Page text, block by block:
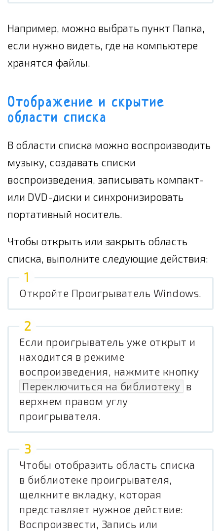
Например, можно выбрать пункт Папка,
если нужно видеть, где на компьютере
хранятся файлы.
Отображение и скрытие
области списка
В области списка можно воспроизводить
музыку, создавать списки
воспроизведения, записывать компакт-
или DVD-диски и синхронизировать
портативный носитель.
Чтобы открыть или закрыть область
списка, выполните следующие действия:
Откройте Проигрыватель Windows.
Если проигрыватель уже открыт и
находится в режиме
воспроизведения, нажмите кнопку
Переключиться на библиотеку в
верхнем правом углу
проигрывателя.
Чтобы отобразить область списка
в библиотеке проигрывателя,
щелкните вкладку, которая
представляет нужное действие:
Воспроизвести, Запись или